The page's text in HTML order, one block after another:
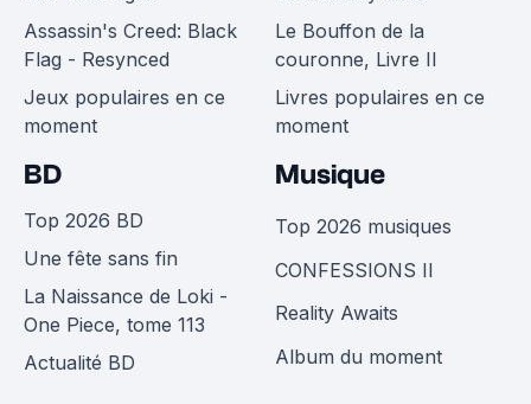
Assassin's Creed: Black
Flag - Resynced
Jeux populaires en ce
moment
Le Bouffon de la
couronne, Livre II
Livres populaires en ce
moment
BD
Top 2026 BD
Une fête sans fin
La Naissance de Loki -
One Piece, tome 113
Actualité BD
Musique
Top 2026 musiques
CONFESSIONS II
Reality Awaits
Album du moment